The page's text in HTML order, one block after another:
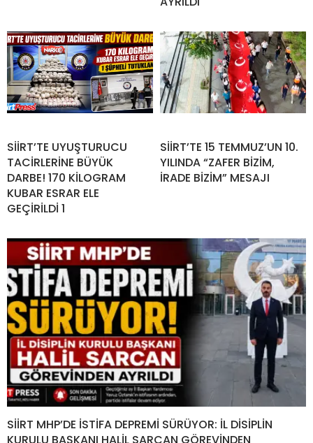
SİİRT’TE UYUŞTURUCU
TACİRLERİNE BÜYÜK
DARBE! 170 KİLOGRAM
KUBAR ESRAR ELE
GEÇİRİLDİ 1
SİİRT’TE 15 TEMMUZ’UN 10.
YILINDA “ZAFER BİZİM,
İRADE BİZİM” MESAJI
SİİRT MHP’DE İSTİFA DEPREMİ SÜRÜYOR: İL DİSİPLİN
KURULU BAŞKANI HALİL SARCAN GÖREVİNDEN